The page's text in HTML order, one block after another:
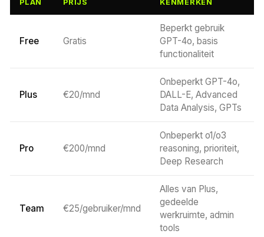
PLAN PRIJS KENMERKEN
Free Gratis
Beperkt gebruik
GPT-4o, basis
functionaliteit
Plus €20/mnd
Onbeperkt GPT-4o,
DALL-E, Advanced
Data Analysis, GPTs
Pro €200/mnd
Onbeperkt o1/o3
reasoning, prioriteit,
Deep Research
Team €25/gebruiker/mnd
Alles van Plus,
gedeelde
werkruimte, admin
tools